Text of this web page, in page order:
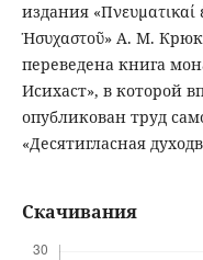
издания «Πνευματικαί
Ἠσυχαστοῦ» А. М.
переведена книга
Исихаст», в которой
опубликован труд
«Десятигласная
Скачивания